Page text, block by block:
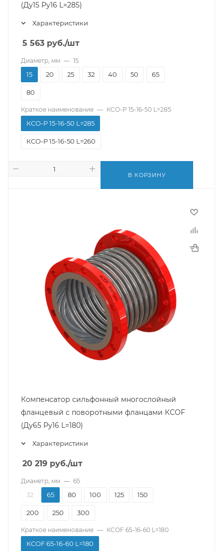
(Ду15 Ру16 L=285)
Характеристики
5 563 руб./шт
Диаметр, мм — 15
15 20 25 32 40 50 65
80
Краткое наименование — КСО-Р 15-16-50 L=285
КСО-Р 15-16-50 L=285
КСО-Р 15-16-50 L=260
В КОРЗИНУ
Компенсатор сильфонный многослойный
фланцевый с поворотными фланцами КСОF
(Ду65 Ру16 L=180)
Характеристики
20 219 руб./шт
Диаметр, мм — 65
32 65 80 100 125 150
200 250 300
Краткое наименование — КСОF 65-16-60 L=180
КСОF 65-16-60 L=180